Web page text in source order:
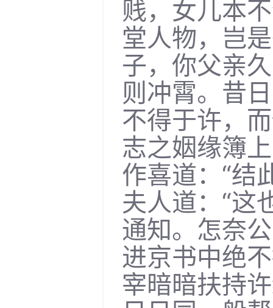
贱，女儿本
堂人物，岂
子，你父亲
则冲霄。昔
不得于许，
志之姻缘簿
作喜道：“结
夫人道：“这
通知。怎奈
进京书中绝
宰暗暗扶持